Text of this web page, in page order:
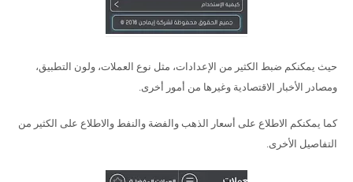
حيث يمكنكم ضبط الكثير من الإعدادات، مثل نوع العملات، ولون التطبيق،
ومصادر الأخبار الاقتصادية وغيرها من أمور أخرى.
كما يمكنكم الاطلاع على أسعار الذهب والفضة والنفط والاطلاع على الكثير من
التفاصيل الأخرى.